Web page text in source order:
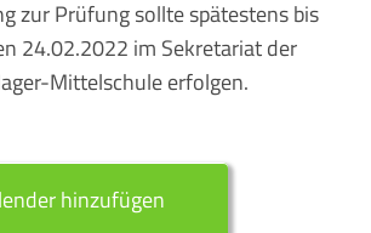
zur Prüfung sollte spätestens bis
24.02.2022 im Sekretariat der
Mittelschule erfolgen.
hinzufügen